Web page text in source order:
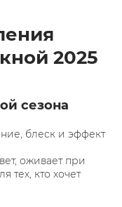
2025
сезона
блеск и эффект
оживает при
тех, кто хочет